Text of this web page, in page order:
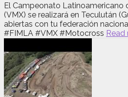
El Campeonato Latinoamericano
(VMX) se realizará en Teculután
abiertas con tu federación
#FIMLA #VMX #Motocross Read